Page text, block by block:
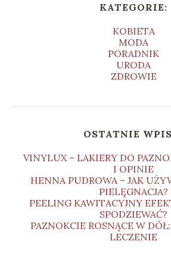
KATEGORIE:
KOBIETA
MODA
PORADNIK
URODA
ZDROWIE
OSTATNIE
VINYLUX – LAKIERY DO
I OPINIE
HENNA PUDROWA – JAK
PIELĘGNACJA?
PEELING KAWITACYJNY
SPODZIEWAĆ?
PAZNOKCIE ROSNĄCE W
LECZENIE